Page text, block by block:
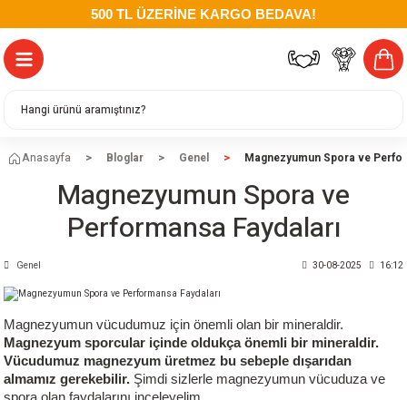
500 TL ÜZERİNE KARGO BEDAVA!
Anasayfa Bloglar Genel Magnezyumun Spora ve
Magnezyumun Spora ve
Performansa Faydaları
Genel 30-08-2025 16:12
Magnezyumun vücudumuz için önemli olan bir mineraldir.
Magnezyum sporcular içinde oldukça önemli bir mineraldir.
Vücudumuz magnezyum üretmez bu sebeple dışarıdan
almamız gerekebilir. Şimdi sizlerle magnezyumun vücuduza ve